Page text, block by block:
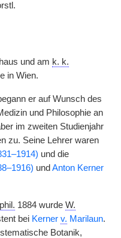
und am k. k.
in Wien.
er auf Wunsch des
und Philosophie an
im zweiten Studienjahr
zu. Seine Lehrer waren
und die
und Anton Kerner
1884 wurde W.
bei Kerner v. Marilaun.
Botanik,